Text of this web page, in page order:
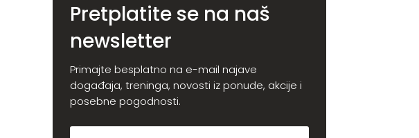
Pretplatite se na naš
newsletter
Primajte besplatno na e-mail najave
događaja, treninga, novosti iz ponude, akcije i
posebne pogodnosti.